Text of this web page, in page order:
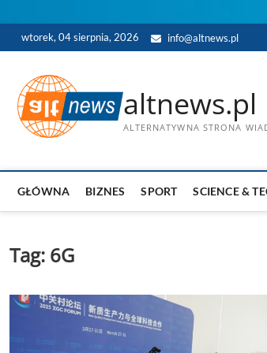
to
wtorek, 04 sierpnia, 2026 info@altnews.pl
altnews.pl
ALTERNATYWNA STRONA
GŁÓWNA BIZNES SPORT SCIENCE &
Tag: 6G